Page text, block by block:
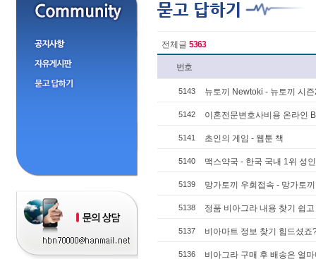
전체글 5363
번호
5143 뉴토끼 Newtoki - 뉴토끼 시
5142 이혼전문변호사비용 온라인
5141 초인의 게임 - 웹툰 책
5140 맥스약국 - 한국 국내 1위 성
5139 망가토끼 우회접속 - 망가토
5138 정품 비아그라 내용 찾기 쉽
5137 비아마트 정보 찾기 힘드셨
5136 비아그라 구매 후 배송은 얼